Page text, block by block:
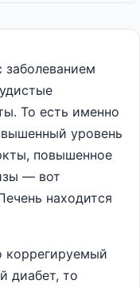
То есть именно
уровень
повышенное
— вот
находится
коррегируемый
диабет, то